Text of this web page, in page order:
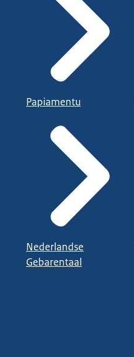
Papiamentu
Nederlandse
Gebarentaal